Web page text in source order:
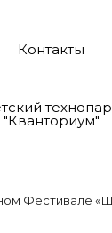
Контакты
"Кванториум"
Фестивале